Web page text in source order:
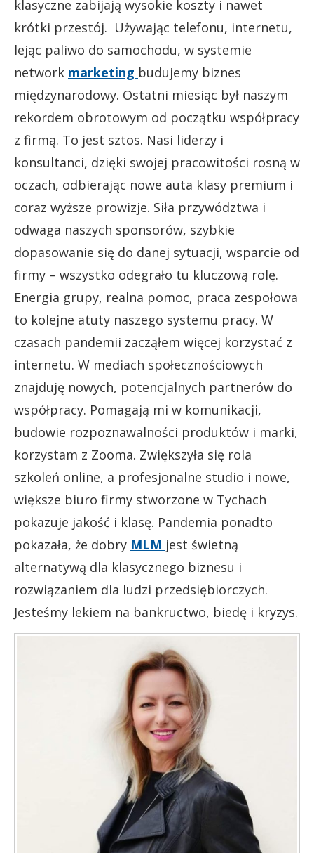
klasyczne zabijają wysokie koszty i nawet
krótki przestój. Używając telefonu, internetu,
lejąc paliwo do samochodu, w systemie
network marketing budujemy biznes
międzynarodowy. Ostatni miesiąc był naszym
rekordem obrotowym od początku współpracy
z firmą. To jest sztos. Nasi liderzy i
konsultanci, dzięki swojej pracowitości rosną w
oczach, odbierając nowe auta klasy premium i
coraz wyższe prowizje. Siła przywództwa i
odwaga naszych sponsorów, szybkie
dopasowanie się do danej sytuacji, wsparcie od
firmy – wszystko odegrało tu kluczową rolę.
Energia grupy, realna pomoc, praca zespołowa
to kolejne atuty naszego systemu pracy. W
czasach pandemii zacząłem więcej korzystać z
internetu. W mediach społecznościowych
znajduję nowych, potencjalnych partnerów do
współpracy. Pomagają mi w komunikacji,
budowie rozpoznawalności produktów i marki,
korzystam z Zooma. Zwiększyła się rola
szkoleń online, a profesjonalne studio i nowe,
większe biuro firmy stworzone w Tychach
pokazuje jakość i klasę. Pandemia ponadto
pokazała, że dobry MLM jest świetną
alternatywą dla klasycznego biznesu i
rozwiązaniem dla ludzi przedsiębiorczych.
Jesteśmy lekiem na bankructwo, biedę i kryzys.